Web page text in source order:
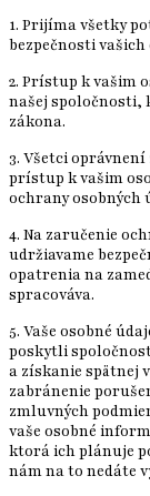
1. Prijíma všetky
bezpečnosti vašich
2. Prístup k vašim
našej spoločnosti,
zákona.
3. Všetci
prístup k vašim
ochrany osobných
4. Na zaručenie
udržiavame
opatrenia na
spracováva.
5. Vaše osobné
poskytli
a získanie spätnej
zabránenie
zmluvných
vaše osobné
ktorá ich plánuje
nám na to nedáte